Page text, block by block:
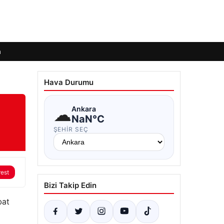
Hava Durumu
☁Ankara
NaN°C
ŞEHIR SEÇ
Bizi Takip Edin